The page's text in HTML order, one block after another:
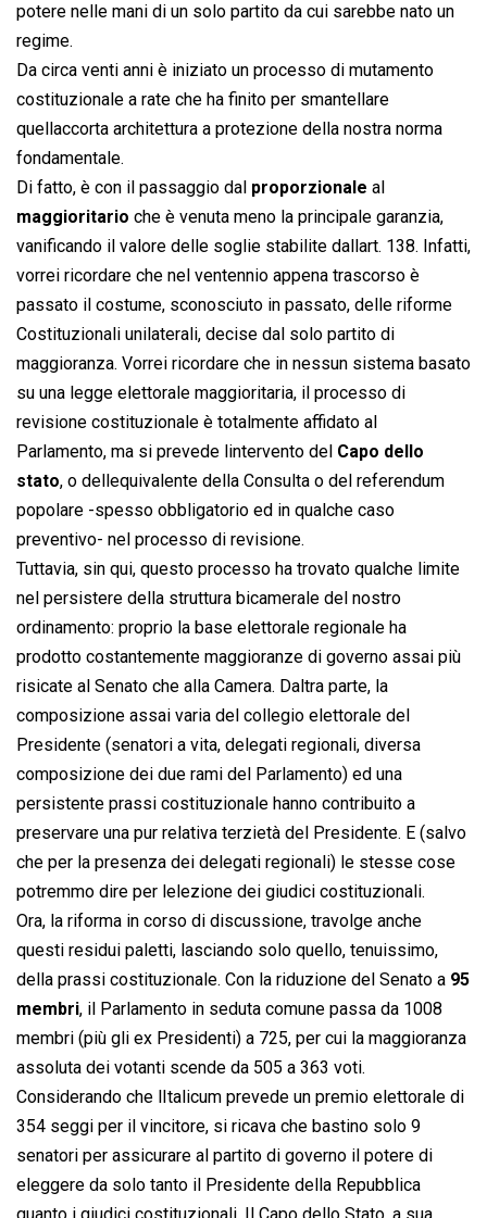
potere nelle mani di un solo partito da cui sarebbe nato un
regime.
Da circa venti anni è iniziato un processo di mutamento
costituzionale a rate che ha finito per smantellare
quellaccorta architettura a protezione della nostra norma
fondamentale.
Di fatto, è con il passaggio dal proporzionale al
maggioritario che è venuta meno la principale garanzia,
vanificando il valore delle soglie stabilite dallart. 138. Infatti,
vorrei ricordare che nel ventennio appena trascorso è
passato il costume, sconosciuto in passato, delle riforme
Costituzionali unilaterali, decise dal solo partito di
maggioranza. Vorrei ricordare che in nessun sistema basato
su una legge elettorale maggioritaria, il processo di
revisione costituzionale è totalmente affidato al
Parlamento, ma si prevede lintervento del Capo dello
stato, o dellequivalente della Consulta o del referendum
popolare -spesso obbligatorio ed in qualche caso
preventivo- nel processo di revisione.
Tuttavia, sin qui, questo processo ha trovato qualche limite
nel persistere della struttura bicamerale del nostro
ordinamento: proprio la base elettorale regionale ha
prodotto costantemente maggioranze di governo assai più
risicate al Senato che alla Camera. Daltra parte, la
composizione assai varia del collegio elettorale del
Presidente (senatori a vita, delegati regionali, diversa
composizione dei due rami del Parlamento) ed una
persistente prassi costituzionale hanno contribuito a
preservare una pur relativa terzietà del Presidente. E (salvo
che per la presenza dei delegati regionali) le stesse cose
potremmo dire per lelezione dei giudici costituzionali.
Ora, la riforma in corso di discussione, travolge anche
questi residui paletti, lasciando solo quello, tenuissimo,
della prassi costituzionale. Con la riduzione del Senato a 95
membri, il Parlamento in seduta comune passa da 1008
membri (più gli ex Presidenti) a 725, per cui la maggioranza
assoluta dei votanti scende da 505 a 363 voti.
Considerando che lItalicum prevede un premio elettorale di
354 seggi per il vincitore, si ricava che bastino solo 9
senatori per assicurare al partito di governo il potere di
eleggere da solo tanto il Presidente della Repubblica